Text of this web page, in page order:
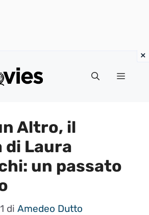
Menu
Altro, il
di Laura
un passato
di Amedeo Dutto